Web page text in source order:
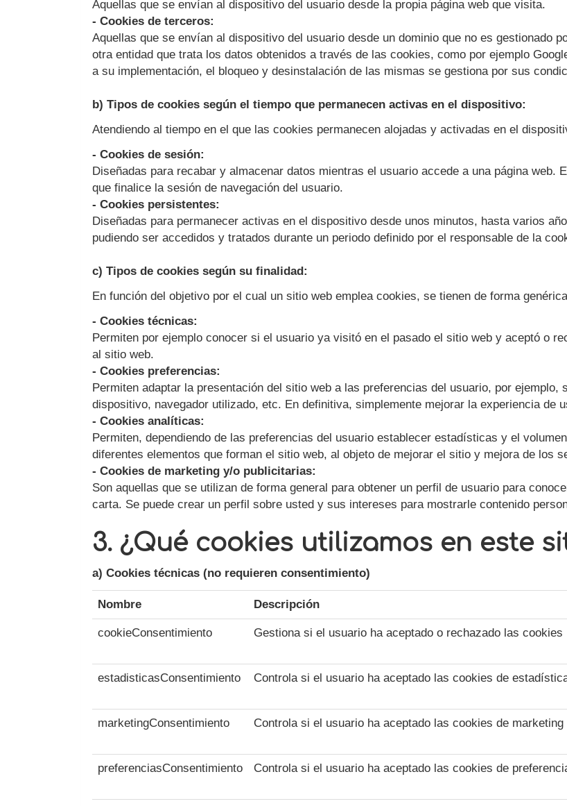
Aquellas que se envían al dispositivo del usuario desde la propia página web que visita.
- Cookies de terceros:
Aquellas que se envían al dispositivo del usuario desde un dominio que no es gestionado
otra entidad que trata los datos obtenidos a través de las cookies, como por ejemplo
a su implementación, el bloqueo y desinstalación de las mismas se gestiona por sus
b) Tipos de cookies según el tiempo que permanecen activas en el dispositivo:
Atendiendo al tiempo en el que las cookies permanecen alojadas y activadas en el
- Cookies de sesión:
Diseñadas para recabar y almacenar datos mientras el usuario accede a una página web.
que finalice la sesión de navegación del usuario.
- Cookies persistentes:
Diseñadas para permanecer activas en el dispositivo desde unos minutos, hasta varios
pudiendo ser accedidos y tratados durante un periodo definido por el responsable de la
c) Tipos de cookies según su finalidad:
En función del objetivo por el cual un sitio web emplea cookies, se tienen de forma
- Cookies técnicas:
Permiten por ejemplo conocer si el usuario ya visitó en el pasado el sitio web y aceptó o
al sitio web.
- Cookies preferencias:
Permiten adaptar la presentación del sitio web a las preferencias del usuario, por ejemplo,
dispositivo, navegador utilizado, etc. En definitiva, simplemente mejorar la experiencia de
- Cookies analíticas:
Permiten, dependiendo de las preferencias del usuario establecer estadísticas y el
diferentes elementos que forman el sitio web, al objeto de mejorar el sitio y mejora de los
- Cookies de marketing y/o publicitarias:
Son aquellas que se utilizan de forma general para obtener un perfil de usuario para
carta. Se puede crear un perfil sobre usted y sus intereses para mostrarle contenido
3. ¿Qué cookies utilizamos en este
a) Cookies técnicas (no requieren consentimiento)
Nombre Descripción
cookieConsentimiento Gestiona si el usuario ha aceptado o rechazado las cookies
estadisticasConsentimiento Controla si el usuario ha aceptado las cookies de
marketingConsentimiento Controla si el usuario ha aceptado las cookies de marketing
preferenciasConsentimiento Controla si el usuario ha aceptado las cookies de